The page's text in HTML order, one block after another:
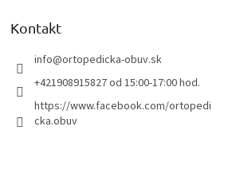
Kontakt
info@ortopedicka-obuv.sk
+421908915827 od 15:00-17:00 hod.
https://www.facebook.com/ortopedi
cka.obuv